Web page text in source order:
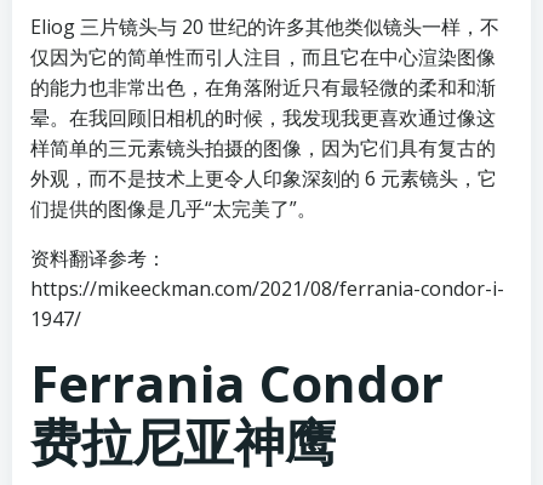
Eliog 三片镜头与 20 世纪的许多其他类似镜头一样，不
仅因为它的简单性而引人注目，而且它在中心渲染图像
的能力也非常出色，在角落附近只有最轻微的柔和和渐
晕。在我回顾旧相机的时候，我发现我更喜欢通过像这
样简单的三元素镜头拍摄的图像，因为它们具有复古的
外观，而不是技术上更令人印象深刻的 6 元素镜头，它
们提供的图像是几乎“太完美了”。
资料翻译参考：
https://mikeeckman.com/2021/08/ferrania-condor-i-
1947/
Ferrania Condor
费拉尼亚神鹰